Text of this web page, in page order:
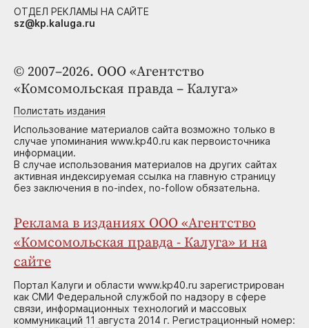
© 2007–2026. ООО «Агентство
«Комсомольская правда – Калуга»
Полистать издания
Использование материалов сайта возможно только в
случае упоминания www.kp40.ru как первоисточника
информации.
В случае использования материалов на других сайтах
активная индексируемая ссылка на главную страницу
без заключения в no-index, no-follow обязательна.
Реклама в изданиях ООО «Агентство
«Комсомольская правда - Калуга» и на
сайте
Портал Калуги и области www.kp40.ru зарегистрирован
как СМИ Федеральной службой по надзору в сфере
связи, информационных технологий и массовых
коммуникаций 11 августа 2014 г. Регистрационный номер:
ОТДЕЛ РЕКЛАМЫ НА САЙТЕ
sz@kp.kaluga.ru